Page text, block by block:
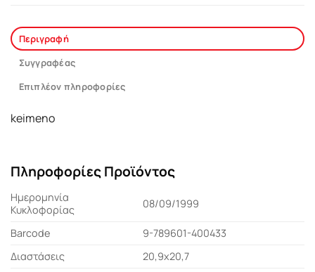
Περιγραφή
Συγγραφέας
Επιπλέον πληροφορίες
keimeno
Πληροφορίες Προϊόντος
Ημερομηνία
Κυκλοφορίας
08/09/1999
Barcode
9-789601-400433
Διαστάσεις
20,9x20,7